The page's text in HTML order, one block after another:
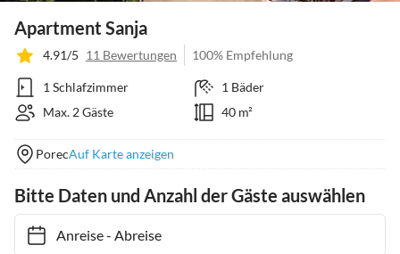
Apartment Sanja
4.91/5 11 Bewertungen 100% Empfehlung
1 Schlafzimmer
1 Bäder
Max. 2 Gäste
40 m²
PorecAuf Karte anzeigen
Bitte Daten und Anzahl der Gäste auswählen
Anreise- Abreise